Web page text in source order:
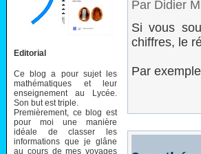
Editorial
Ce blog a pour sujet les
mathématiques et leur
enseignement au Lycée.
Son but est triple.
Premièrement, ce blog est
pour moi une manière
idéale de classer les
informations que je glâne
au cours de mes voyages
Par Didier
Si vous
chiffres, le
Par